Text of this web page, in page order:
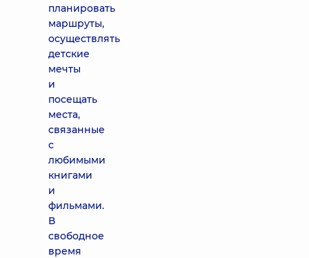
планировать
маршруты,
осуществлять
детские
мечты
и
посещать
места,
связанные
с
любимыми
книгами
и
фильмами.
В
свободное
время